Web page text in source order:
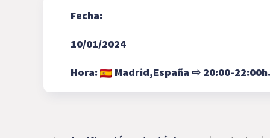
Fecha:
10/01/2024
Hora: Madrid,España ⇨ 20:00-22:00h.